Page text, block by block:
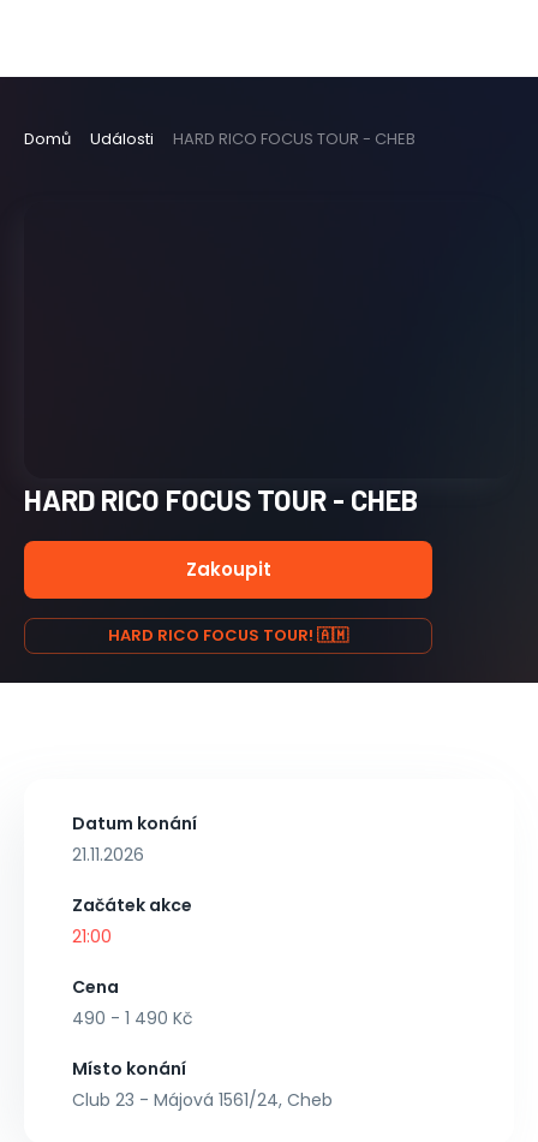
Domů Události HARD RICO FOCUS TOUR - CHEB
HARD RICO FOCUS TOUR - CHEB
Zakoupit
HARD RICO FOCUS TOUR! 🇦🇲
Datum konání
21.11.2026
Začátek akce
21:00
Cena
490 - 1 490 Kč
Místo konání
Club 23 - Májová 1561/24, Cheb